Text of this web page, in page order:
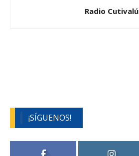
Radio Cutivalú
¡SÍGUENOS!